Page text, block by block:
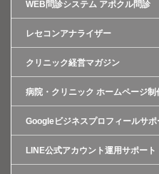
WEB問診システム アポクル問診
レセコンアナライザー
クリニック経営マガジン
病院・クリニック ホームページ制
Googleビジネスプロフィールサポ
LINE公式アカウント運用サポート